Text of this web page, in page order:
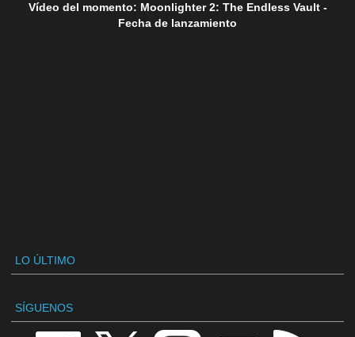
Vídeo del momento: Moonlighter 2: The Endless Vault -
Fecha de lanzamiento
LO ÚLTIMO
SÍGUENOS